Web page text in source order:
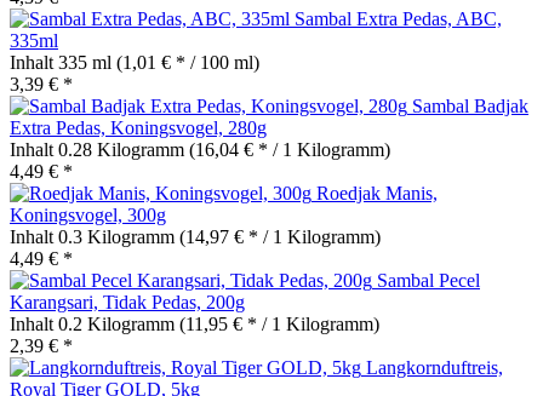
Sambal Extra Pedas, ABC,
335ml
Inhalt 335 ml (1,01 € * / 100 ml)
3,39 € *
Sambal Badjak
Extra Pedas, Koningsvogel, 280g
Inhalt 0.28 Kilogramm (16,04 € * / 1 Kilogramm)
4,49 € *
Roedjak Manis,
Koningsvogel, 300g
Inhalt 0.3 Kilogramm (14,97 € * / 1 Kilogramm)
4,49 € *
Sambal Pecel
Karangsari, Tidak Pedas, 200g
Inhalt 0.2 Kilogramm (11,95 € * / 1 Kilogramm)
2,39 € *
Langkornduftreis,
Royal Tiger GOLD, 5kg